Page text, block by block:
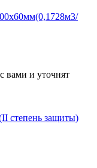
вами и уточнят
степень защиты)